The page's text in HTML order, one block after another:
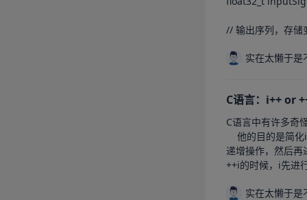
// 输出序列，存储
实在太懒于是
C语言：i++ or
C语言中有许多奇
递增操作，然后再进行其他操作。		可以看到，当我们赋值的时候，i++的时候此时
++i的时候，i先进
实在太懒于是